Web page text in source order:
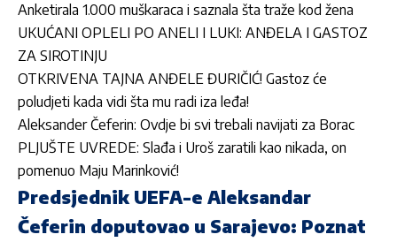
Anketirala 1.000 muškaraca i saznala šta traže kod žena
UKUĆANI OPLELI PO ANELI I LUKI: ANĐELA I GASTOZ
ZA SIROTINJU
OTKRIVENA TAJNA ANĐELE ĐURIČIĆ! Gastoz će
poludjeti kada vidi šta mu radi iza leđa!
Aleksander Čeferin: Ovdje bi svi trebali navijati za Borac
PLJUŠTE UVREDE: Slađa i Uroš zaratili kao nikada, on
pomenuo Maju Marinković!
Predsjednik UEFA-e Aleksandar
Čeferin doputovao u Sarajevo: Poznat